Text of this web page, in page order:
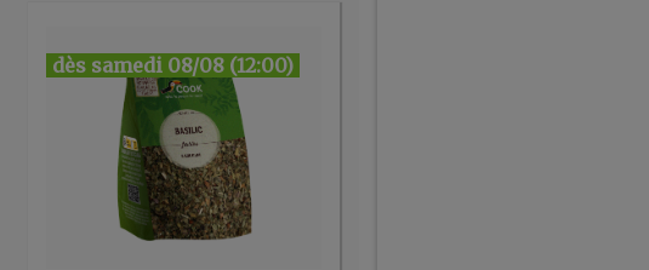
dès samedi 08/08 (12:00)